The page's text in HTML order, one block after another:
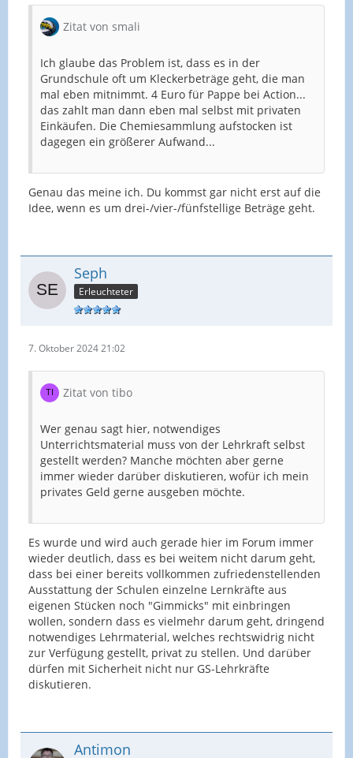
Zitat von smali
Ich glaube das Problem ist, dass es in der
Grundschule oft um Kleckerbeträge geht, die man
mal eben mitnimmt. 4 Euro für Pappe bei Action...
das zahlt man dann eben mal selbst mit privaten
Einkäufen. Die Chemiesammlung aufstocken ist
dagegen ein größerer Aufwand...
Genau das meine ich. Du kommst gar nicht erst auf die
Idee, wenn es um drei-/vier-/fünfstellige Beträge geht.
Seph
Erleuchteter
7. Oktober 2024 21:02
Zitat von tibo
Wer genau sagt hier, notwendiges
Unterrichtsmaterial muss von der Lehrkraft selbst
gestellt werden? Manche möchten aber gerne
immer wieder darüber diskutieren, wofür ich mein
privates Geld gerne ausgeben möchte.
Es wurde und wird auch gerade hier im Forum immer
wieder deutlich, dass es bei weitem nicht darum geht,
dass bei einer bereits vollkommen zufriedenstellenden
Ausstattung der Schulen einzelne Lernkräfte aus
eigenen Stücken noch "Gimmicks" mit einbringen
wollen, sondern dass es vielmehr darum geht, dringend
notwendiges Lehrmaterial, welches rechtswidrig nicht
zur Verfügung gestellt, privat zu stellen. Und darüber
dürfen mit Sicherheit nicht nur GS-Lehrkräfte
diskutieren.
Antimon